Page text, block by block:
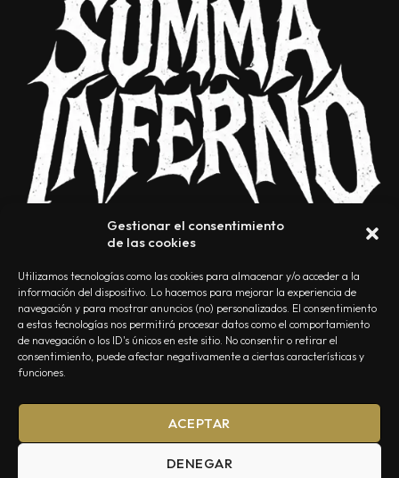
Gestionar el consentimiento
de las cookies
Utilizamos tecnologías como las cookies para almacenar y/o acceder a la
información del dispositivo. Lo hacemos para mejorar la experiencia de
navegación y para mostrar anuncios (no) personalizados. El consentimiento
a estas tecnologías nos permitirá procesar datos como el comportamiento
de navegación o los ID's únicos en este sitio. No consentir o retirar el
consentimiento, puede afectar negativamente a ciertas características y
funciones.
ACEPTAR
DENEGAR
NOSOTROS CONTACTO EDITORIAL POLÍTICA DE PRIVACIDAD